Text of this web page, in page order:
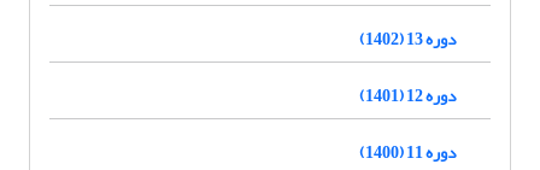
دوره 13 (1402)
دوره 12 (1401)
دوره 11 (1400)